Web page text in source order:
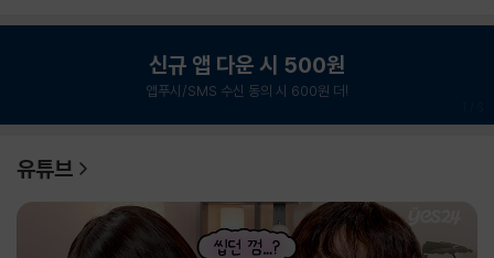
신규 앱 다운 시 500원
앱푸시/SMS 수신 동의 시 600원 더!
유튜브